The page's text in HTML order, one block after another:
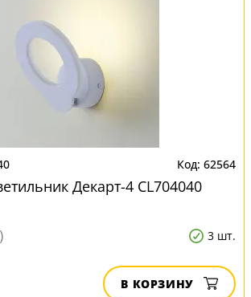
62564
Декарт-4 CL704040
3 шт.
В КОРЗИНУ